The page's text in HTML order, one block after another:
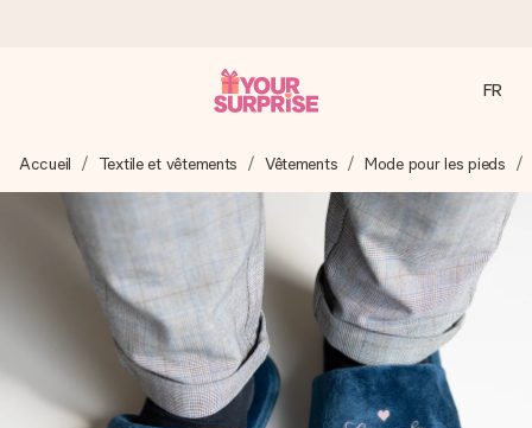
Nous préparons votre cadeau avec attention et l’envoyons
en un éclair – pour que vous puissiez l’offrir au bon moment,
4,2 (sur la base de +15 000 avis)
Nos cadeaux sont appréciés. Les clients nous attribuent
une note de 4,2 sur Google Reviews (total de tous les
pays où nous sommes présents).
FR
Accueil Textile et vêtements Vêtements Mode pour les pieds